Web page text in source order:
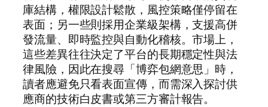
庫結構，權限設計鬆散，風控策略僅停留在
表面；另一些則採用企業級架構，支援高併
發流量、即時監控與自動化稽核。市場上，
這些差異往往決定了平台的長期穩定性與法
律風險，因此在搜尋「博弈包網意思」時，
讀者應避免只看表面宣傳，而需深入探討供
應商的技術白皮書或第三方審計報告。